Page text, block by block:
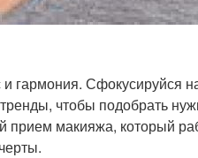
гармония. Сфокусируйся
чтобы подобрать
макияжа, который